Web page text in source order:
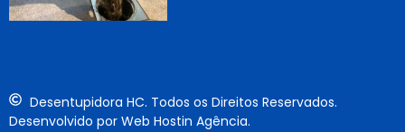
Desentupidora HC. Todos os Direitos Reservados.
Desenvolvido por Web Hostin Agência.